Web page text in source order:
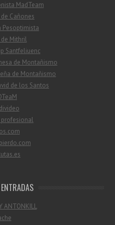
MadTeam
Cañones
Pesoptimista
Mithril
Santfeliuenc
de Montañismo
de Montañismo
de los Santos
profesional
ANTONKILL